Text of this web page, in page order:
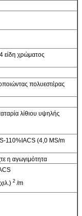
είδη χρώματος
πολυεστέρας
λίθιου υψηλής
110%IACS (4,0 MS/m
η αγωγιμότητα
2/m